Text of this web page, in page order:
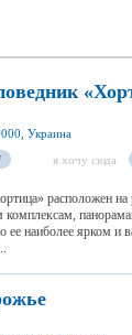
Украина
я хочу сюда
расположен
комплексам,
ее наиболее ярком и